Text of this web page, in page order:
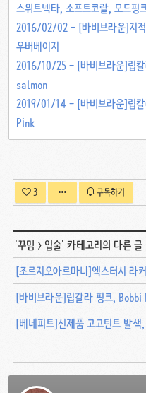
스위트넥타, 소프트코랄, 모드핑
2016/02/02 - [바비브라운]지적
우버베이지
2016/10/25 - [바비브라운]립
salmon
2019/01/14 - [바비브라운]립
Pink
3 구독하기
'꾸밈 > 입술' 카테고리의 다른 글
[조르지오아르마니]엑스터시 라
[바비브라운]립칼라 핑크,
[베네피트]신제품 고고틴트 발색, 베